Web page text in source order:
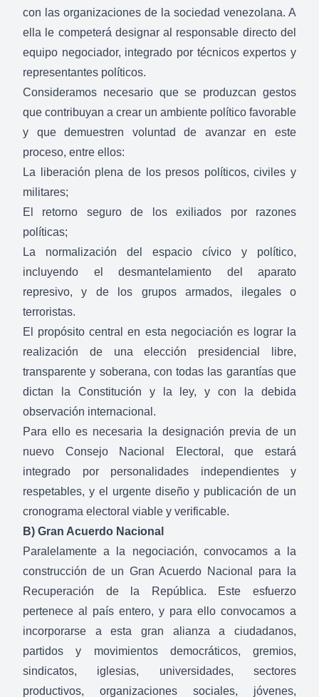
con las organizaciones de la sociedad venezolana. A
ella le competerá designar al responsable directo del
equipo negociador, integrado por técnicos expertos y
representantes políticos.
Consideramos necesario que se produzcan gestos
que contribuyan a crear un ambiente político favorable
y que demuestren voluntad de avanzar en este
proceso, entre ellos:
La liberación plena de los presos políticos, civiles y
militares;
El retorno seguro de los exiliados por razones
políticas;
La normalización del espacio cívico y político,
incluyendo el desmantelamiento del aparato
represivo, y de los grupos armados, ilegales o
terroristas.
El propósito central en esta negociación es lograr la
realización de una elección presidencial libre,
transparente y soberana, con todas las garantías que
dictan la Constitución y la ley, y con la debida
observación internacional.
Para ello es necesaria la designación previa de un
nuevo Consejo Nacional Electoral, que estará
integrado por personalidades independientes y
respetables, y el urgente diseño y publicación de un
cronograma electoral viable y verificable.
B) Gran Acuerdo Nacional
Paralelamente a la negociación, convocamos a la
construcción de un Gran Acuerdo Nacional para la
Recuperación de la República. Este esfuerzo
pertenece al país entero, y para ello convocamos a
incorporarse a esta gran alianza a ciudadanos,
partidos y movimientos democráticos, gremios,
sindicatos, iglesias, universidades, sectores
productivos, organizaciones sociales, jóvenes,